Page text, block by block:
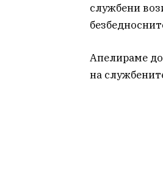
службени
Апелираме до
на